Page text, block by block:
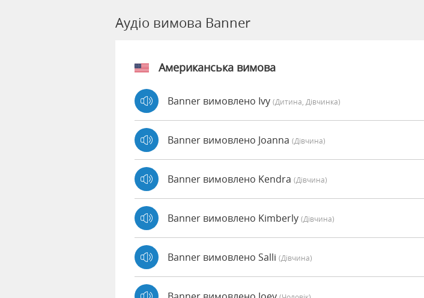
Аудіо вимова Banner
Американська вимова
Banner вимовлено Ivy (дитина, Дівчинка)
Banner вимовлено Joanna (дівчина)
Banner вимовлено Kendra (дівчина)
Banner вимовлено Kimberly (дівчина)
Banner вимовлено Salli (дівчина)